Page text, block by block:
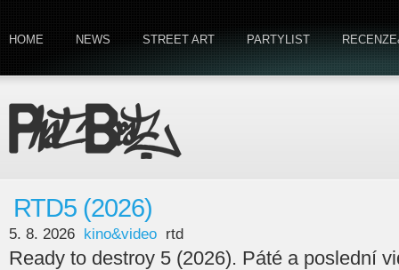
HOME NEWS STREET ART PARTYLIST
RTD5 (2026)
5. 8. 2026 kino&video rtd
Ready to destroy 5 (2026). Páté a poslední